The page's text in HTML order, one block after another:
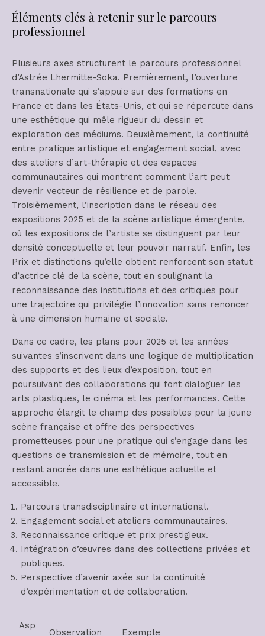
Éléments clés à retenir sur le parcours
professionnel
Plusieurs axes structurent le parcours professionnel
d’Astrée Lhermitte-Soka. Premièrement, l’ouverture
transnationale qui s’appuie sur des formations en
France et dans les États-Unis, et qui se répercute dans
une esthétique qui mêle rigueur du dessin et
exploration des médiums. Deuxièmement, la continuité
entre pratique artistique et engagement social, avec
des ateliers d’art-thérapie et des espaces
communautaires qui montrent comment l’art peut
devenir vecteur de résilience et de parole.
Troisièmement, l’inscription dans le réseau des
expositions 2025 et de la scène artistique émergente,
où les expositions de l’artiste se distinguent par leur
densité conceptuelle et leur pouvoir narratif. Enfin, les
Prix et distinctions qu’elle obtient renforcent son statut
d’actrice clé de la scène, tout en soulignant la
reconnaissance des institutions et des critiques pour
une trajectoire qui privilégie l’innovation sans renoncer
à une dimension humaine et sociale.
Dans ce cadre, les plans pour 2025 et les années
suivantes s’inscrivent dans une logique de multiplication
des supports et des lieux d’exposition, tout en
poursuivant des collaborations qui font dialoguer les
arts plastiques, le cinéma et les performances. Cette
approche élargit le champ des possibles pour la jeune
scène française et offre des perspectives
prometteuses pour une pratique qui s’engage dans les
questions de transmission et de mémoire, tout en
restant ancrée dans une esthétique actuelle et
accessible.
Parcours transdisciplinaire et international.
Engagement social et ateliers communautaires.
Reconnaissance critique et prix prestigieux.
Intégration d’œuvres dans des collections privées et
publiques.
Perspective d’avenir axée sur la continuité
d’expérimentation et de collaboration.
Asp
Observation Exemple